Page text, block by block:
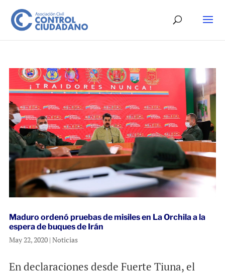
Maduro ordenó pruebas de misiles en La Orchila a la
espera de buques de Irán
May 22, 2020| Noticias
En declaraciones desde Fuerte Tiuna, el